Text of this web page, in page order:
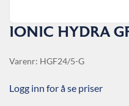
IONIC HYDRA
Varenr: HGF24/5-G
Logg inn for å se priser